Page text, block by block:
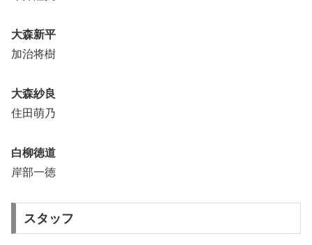
大森新平
加治将樹
大森紗良
住田萌乃
白柳徳道
岸部一徳
スタッフ